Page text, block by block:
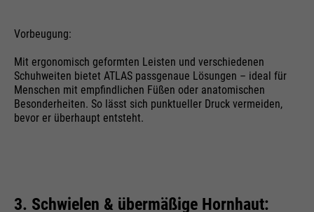
Vorbeugung:
Mit ergonomisch geformten Leisten und verschiedenen
Schuhweiten bietet ATLAS passgenaue Lösungen – ideal für
Menschen mit empfindlichen Füßen oder anatomischen
Besonderheiten. So lässt sich punktueller Druck vermeiden,
bevor er überhaupt entsteht.
3. Schwielen & übermäßige Hornhaut: